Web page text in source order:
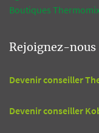
Boutiques
Rejoignez-nous
Devenir conseiller
Devenir conseiller